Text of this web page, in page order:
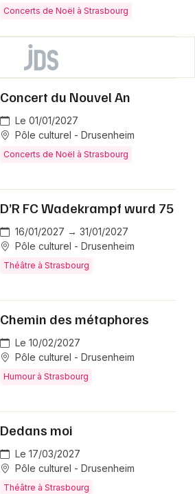
Concerts de Noël à Strasbourg
Concert du Nouvel An
Le 01/01/2027
Pôle culturel - Drusenheim
Concerts de Noël à Strasbourg
D’R FC Wadekrampf wurd 75
16/01/2027 → 31/01/2027
Pôle culturel - Drusenheim
Théâtre à Strasbourg
Chemin des métaphores
Le 10/02/2027
Pôle culturel - Drusenheim
Humour à Strasbourg
Dedans moi
Le 17/03/2027
Pôle culturel - Drusenheim
Théâtre à Strasbourg